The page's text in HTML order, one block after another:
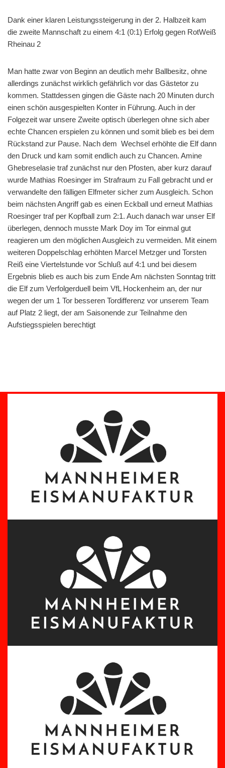
Dank einer klaren Leistungssteigerung in der 2. Halbzeit kam
die zweite Mannschaft zu einem 4:1 (0:1) Erfolg gegen RotWeiß
Rheinau 2
Man hatte zwar von Beginn an deutlich mehr Ballbesitz, ohne
allerdings zunächst wirklich gefährlich vor das Gästetor zu
kommen. Stattdessen gingen die Gäste nach 20 Minuten durch
einen schön ausgespielten Konter in Führung. Auch in der
Folgezeit war unsere Zweite optisch überlegen ohne sich aber
echte Chancen erspielen zu können und somit blieb es bei dem
Rückstand zur Pause. Nach dem Wechsel erhöhte die Elf dann
den Druck und kam somit endlich auch zu Chancen. Amine
Ghebreselasie traf zunächst nur den Pfosten, aber kurz darauf
wurde Mathias Roesinger im Strafraum zu Fall gebracht und er
verwandelte den fälligen Elfmeter sicher zum Ausgleich. Schon
beim nächsten Angriff gab es einen Eckball und erneut Mathias
Roesinger traf per Kopfball zum 2:1. Auch danach war unser Elf
überlegen, dennoch musste Mark Doy im Tor einmal gut
reagieren um den möglichen Ausgleich zu vermeiden. Mit einem
weiteren Doppelschlag erhöhten Marcel Metzger und Torsten
Reiß eine Viertelstunde vor Schluß auf 4:1 und bei diesem
Ergebnis blieb es auch bis zum Ende Am nächsten Sonntag tritt
die Elf zum Verfolgerduell beim VfL Hockenheim an, der nur
wegen der um 1 Tor besseren Tordifferenz vor unserem Team
auf Platz 2 liegt, der am Saisonende zur Teilnahme den
Aufstiegsspielen berechtigt